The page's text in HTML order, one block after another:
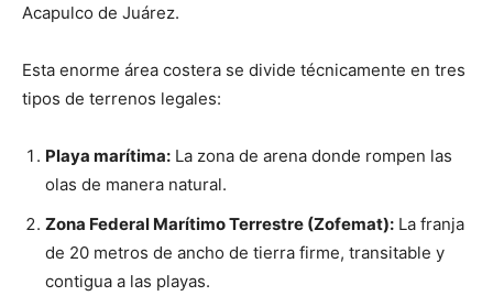
Acapulco de Juárez.
Esta enorme área costera se divide técnicamente en tres
tipos de terrenos legales:
Playa marítima: La zona de arena donde rompen las
olas de manera natural.
Zona Federal Marítimo Terrestre (Zofemat): La franja
de 20 metros de ancho de tierra firme, transitable y
contigua a las playas.